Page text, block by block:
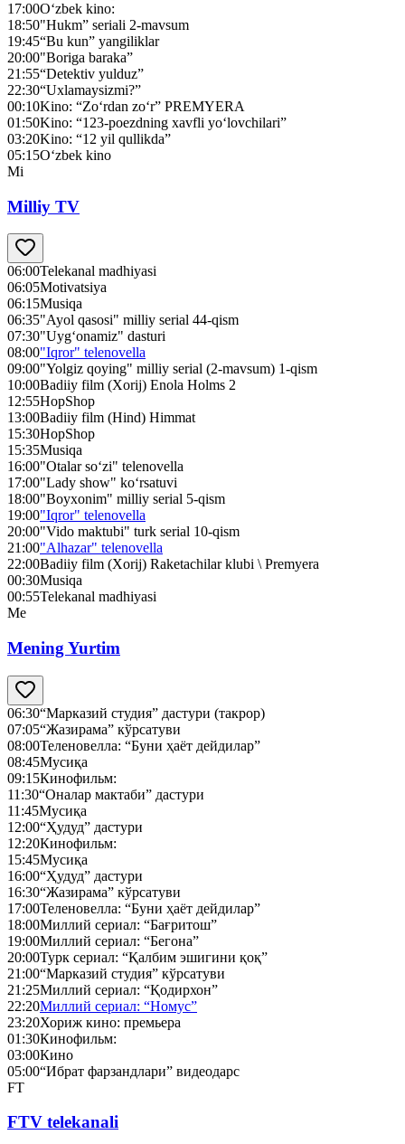
17:00O‘zbek kino:
18:50"Нukm” seriali 2-mavsum
19:45“Bu kun” yangiliklar
20:00"Boriga baraka”
21:55“Detektiv yulduz”
22:30“Uxlamaysizmi?”
00:10Kino: “Zo‘rdan zo‘r” PREMYERA
01:50Kino: “123-poezdning xavfli yo‘lovchilari”
03:20Kino: “12 yil qullikda”
05:15O‘zbek kino
Mi
Milliy TV
06:00Telekanal madhiyasi
06:05Motivatsiya
06:15Musiqa
06:35"Ayol qasosi" milliy serial 44-qism
07:30"Uyg‘onamiz" dasturi
08:00"Iqror" telenovella
09:00"Yolgiz qoying" milliy serial (2-mavsum) 1-qism
10:00Badiiy film (Xorij) Enola Holms 2
12:55HopShop
13:00Badiiy film (Hind) Himmat
15:30HopShop
15:35Musiqa
16:00"Otalar so‘zi" telenovella
17:00"Lady show" ko‘rsatuvi
18:00"Boyxonim" milliy serial 5-qism
19:00"Iqror" telenovella
20:00"Vido maktubi" turk serial 10-qism
21:00"Alhazar" telenovella
22:00Badiiy film (Xorij) Raketachilar klubi \ Premyera
00:30Musiqa
00:55Telekanal madhiyasi
Me
Mening Yurtim
06:30“Марказий студия” дастури (такрор)
07:05“Жазирама” кўрсатуви
08:00Теленовелла: “Буни ҳаёт дейдилар”
08:45Мусиқа
09:15Кинофильм:
11:30“Оналар мактаби” дастури
11:45Мусиқа
12:00“Ҳудуд” дастури
12:20Кинофильм:
15:45Мусиқа
16:00“Ҳудуд” дастури
16:30“Жазирама” кўрсатуви
17:00Теленовелла: “Буни ҳаёт дейдилар”
18:00Миллий сериал: “Бағритош”
19:00Миллий сериал: “Бегона”
20:00Турк сериал: “Қалбим эшигини қоқ”
21:00“Марказий студия” кўрсатуви
21:25Миллий сериал: “Қодирхон”
22:20Миллий сериал: “Номус”
23:20Хориж кино: премьера
01:30Кинофильм:
03:00Кино
05:00“Ибрат фарзандлари” видеодарс
FT
FTV telekanali